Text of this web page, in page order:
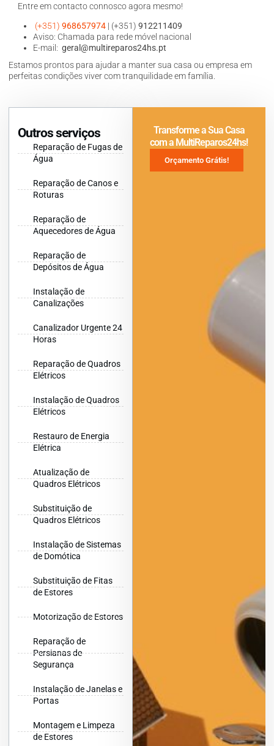
Entre em contacto connosco agora mesmo!
(+351) 968657974 | (+351) 912211409
Aviso: Chamada para rede móvel nacional
E-mail: geral@multireparos24hs.pt
Estamos prontos para ajudar a manter sua casa ou empresa em
perfeitas condições viver com tranquilidade em família.
Outros serviços
Reparação de Fugas de
Água
Reparação de Canos e
Roturas
Reparação de
Aquecedores de Água
Reparação de
Depósitos de Água
Instalação de
Canalizações
Canalizador Urgente 24
Horas
Reparação de Quadros
Elétricos
Instalação de Quadros
Elétricos
Restauro de Energia
Elétrica
Atualização de
Quadros Elétricos
Substituição de
Quadros Elétricos
Instalação de Sistemas
de Domótica
Substituição de Fitas
de Estores
Motorização de Estores
Reparação de
Persianas de
Segurança
Instalação de Janelas e
Portas
Montagem e Limpeza
de Estores
Transforme a Sua Casa
com a MultiReparos24hs!
Orçamento Grátis!